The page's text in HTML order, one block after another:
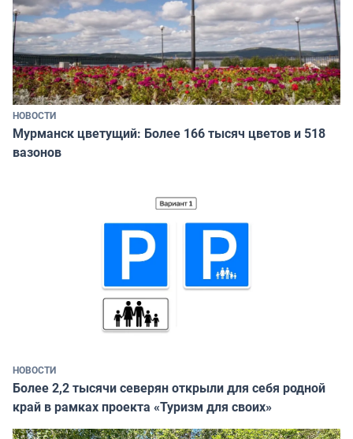
НОВОСТИ
Мурманск цветущий: Более 166 тысяч цветов и 518
вазонов
НОВОСТИ
Более 2,2 тысячи северян открыли для себя родной
край в рамках проекта «Туризм для своих»